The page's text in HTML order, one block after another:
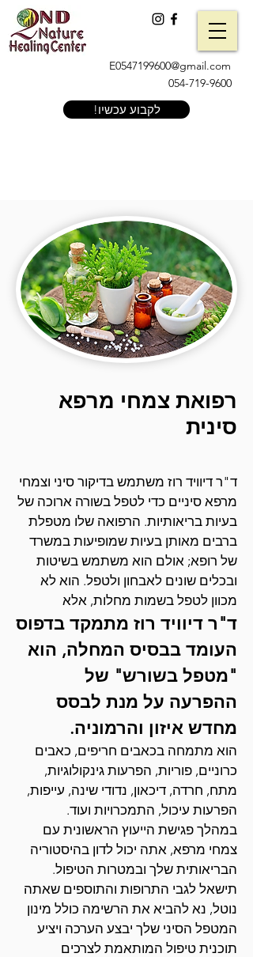
054-719-9600
E0547199600@gmail.com
!לקבוע עכשיו
רפואת צמחי מרפא
סינית
ד"ר דיוויד רוז משתמש בדיקור סיני וצמחי
מרפא סיניים כדי לטפל בשורה ארוכה של
בעיות בריאותיות. הרפואה שלו מטפלת
ברבים מאותן בעיות שמופיעות במשרד
של רופא; אולם הוא משתמש בשיטות
ובכלים שונים לאבחון ולטפל. הוא לא
מכוון לטפל בשמות מחלות, אלא
ד"ר דיוויד רוז מתמקד בדפוס
העומד בבסיס המחלה, הוא
"מטפל בשורש" של
ההפרעה על מנת לבסס
מחדש איזון והרמוניה.
הוא מתמחה בכאבים חריפים, כאבים
כרוניים, פוריות, הפרעות גינקולוגיות,
מתח, חרדה, דיכאון, נדודי שינה, עייפות,
הפרעות עיכול, התמכרויות ועוד.
במהלך פגישת הייעוץ הראשונית עם
צמחי מרפא, אתה יכול לדון בהיסטוריה
הבריאותית שלך ובמטרות הטיפול.
תישאל לגבי התרופות והתוספים שאתה
נוטל, נא להביא את הרשימה כולל מינון
המטפל הסיני שלך יבצע הערכה ויציע
תוכנית טיפול המותאמת לצרכים